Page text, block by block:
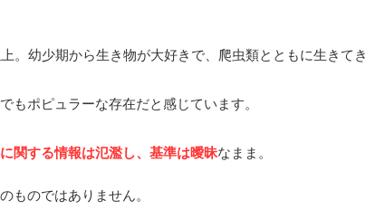
。幼少期から生き物が大好きで、爬虫類とともに生きてき
もポピュラーな存在だと感じています。
関する情報は氾濫し、基準は曖昧なまま。
ものではありません。